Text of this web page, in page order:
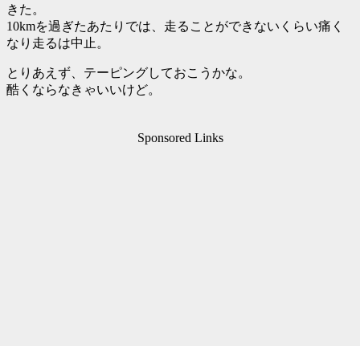
きた。
10kmを過ぎたあたりでは、走ることができないくらい痛く
なり走るは中止。
とりあえず、テーピングしておこうかな。
酷くならなきゃいいけど。
Sponsored Links